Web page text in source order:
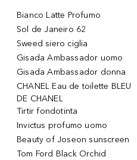
Bianco Latte Profumo
Sol de Janeiro 62
Sweed siero ciglia
Gisada Ambassador uomo
Gisada Ambassador donna
CHANEL Eau de toilette BLEU
DE CHANEL
Tirtir fondotinta
Invictus profumo uomo
Beauty of Joseon sunscreen
Tom Ford Black Orchid